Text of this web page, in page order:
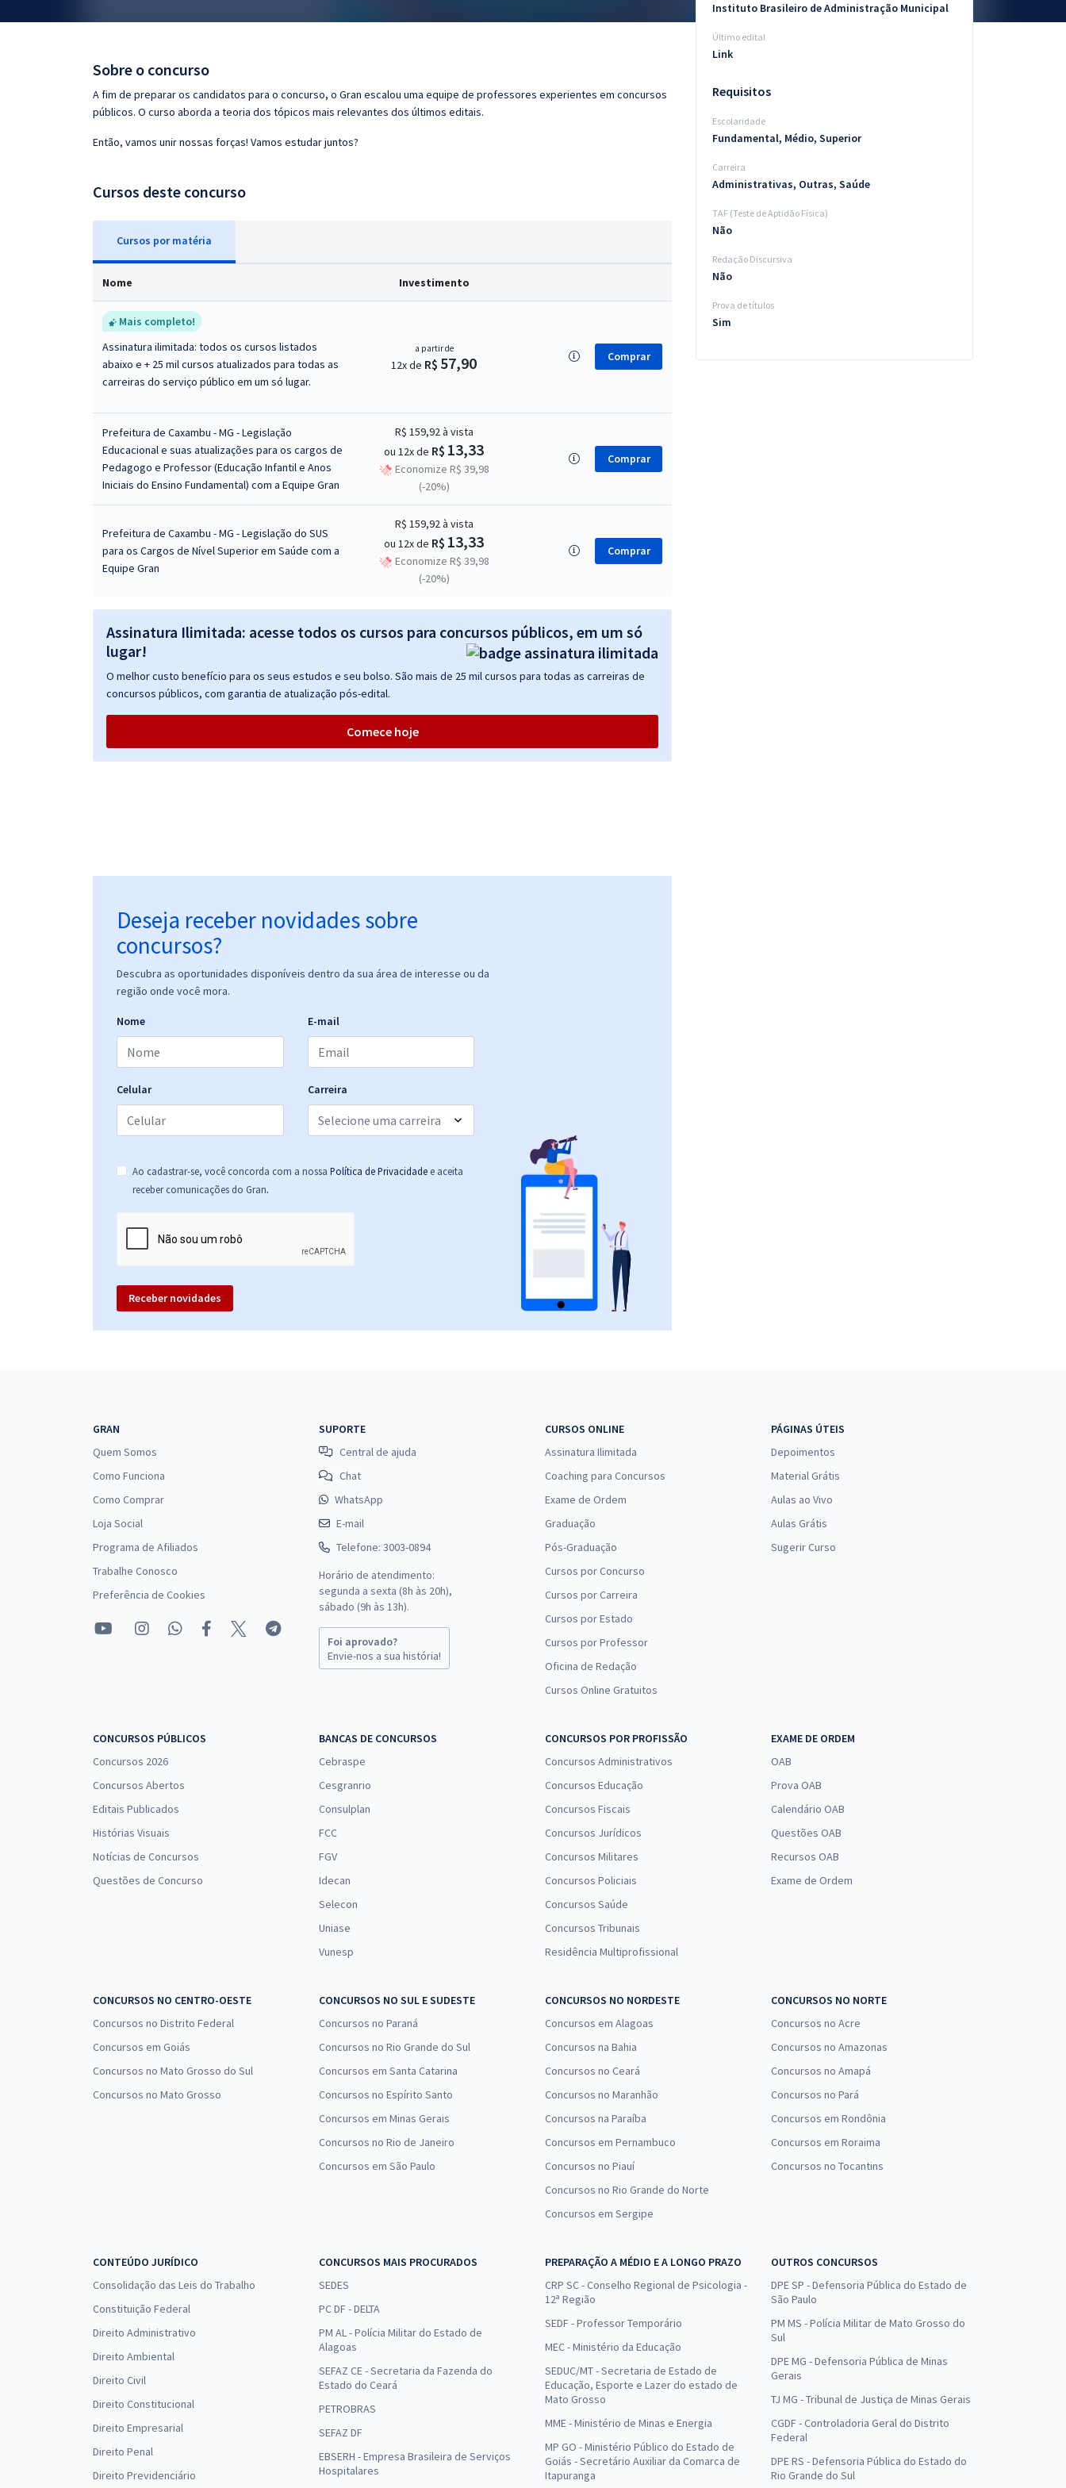
Conteúdo gratuito
Sobre o concurso
A fim de preparar os candidatos para o concurso, o Gran escalou uma equipe de professores experientes em concursos
públicos. O curso aborda a teoria dos tópicos mais relevantes dos últimos editais.
Então, vamos unir nossas forças! Vamos estudar juntos?
Cursos deste concurso
Cursos por matéria
Nome Investimento
Mais completo!
Assinatura ilimitada: todos os cursos listados
abaixo e + 25 mil cursos atualizados para todas as
carreiras do serviço público em um só lugar.
a partir de
12x de R$ 57,90 Comprar
Prefeitura de Caxambu - MG - Legislação
Educacional e suas atualizações para os cargos de
Pedagogo e Professor (Educação Infantil e Anos
Iniciais do Ensino Fundamental) com a Equipe Gran
R$ 159,92à vista
ou 12x de R$ 13,33
Economize R$ 39,98
(-20%)
Comprar
Prefeitura de Caxambu - MG - Legislação do SUS
para os Cargos de Nível Superior em Saúde com a
Equipe Gran
R$ 159,92à vista
ou 12x de R$ 13,33
Economize R$ 39,98
(-20%)
Comprar
Assinatura Ilimitada: acesse todos os cursos para concursos públicos, em um só
lugar!
O melhor custo benefício para os seus estudos e seu bolso. São mais de 25 mil cursos para todas as carreiras de
concursos públicos, com garantia de atualização pós-edital.
Comece hoje
Deseja receber novidades sobre
concursos?
Descubra as oportunidades disponíveis dentro da sua área de interesse ou da
região onde você mora.
Nome E-mail
Celular Carreira
Ao cadastrar-se, você concorda com a nossa Política de Privacidade e aceita
receber comunicações do Gran.
Receber novidades
Instituto Brasileiro de Administração Municipal
Último edital
Link
Requisitos
Escolaridade
Fundamental, Médio, Superior
Carreira
Administrativas, Outras, Saúde
TAF (Teste de Aptidão Física)
Não
Redação Discursiva
Não
Prova de títulos
Sim
GRAN
Quem Somos
Como Funciona
Como Comprar
Loja Social
Programa de Afiliados
Trabalhe Conosco
Preferência de Cookies
SUPORTE
Central de ajuda
Chat
WhatsApp
E-mail
Telefone: 3003-0894
Horário de atendimento:
segunda a sexta (8h às 20h),
sábado (9h às 13h).
Foi aprovado?
Envie-nos a sua história!
CURSOS ONLINE
Assinatura Ilimitada
Coaching para Concursos
Exame de Ordem
Graduação
Pós-Graduação
Cursos por Concurso
Cursos por Carreira
Cursos por Estado
Cursos por Professor
Oficina de Redação
Cursos Online Gratuitos
PÁGINAS ÚTEIS
Depoimentos
Material Grátis
Aulas ao Vivo
Aulas Grátis
Sugerir Curso
CONCURSOS PÚBLICOS
Concursos 2026
Concursos Abertos
Editais Publicados
Histórias Visuais
Notícias de Concursos
Questões de Concurso
BANCAS DE CONCURSOS
Cebraspe
Cesgranrio
Consulplan
FCC
FGV
Idecan
Selecon
Uniase
Vunesp
CONCURSOS POR PROFISSÃO
Concursos Administrativos
Concursos Educação
Concursos Fiscais
Concursos Jurídicos
Concursos Militares
Concursos Policiais
Concursos Saúde
Concursos Tribunais
Residência Multiprofissional
EXAME DE ORDEM
OAB
Prova OAB
Calendário OAB
Questões OAB
Recursos OAB
Exame de Ordem
CONCURSOS NO CENTRO-OESTE
Concursos no Distrito Federal
Concursos em Goiás
Concursos no Mato Grosso do Sul
Concursos no Mato Grosso
CONCURSOS NO SUL E SUDESTE
Concursos no Paraná
Concursos no Rio Grande do Sul
Concursos em Santa Catarina
Concursos no Espírito Santo
Concursos em Minas Gerais
Concursos no Rio de Janeiro
Concursos em São Paulo
CONCURSOS NO NORDESTE
Concursos em Alagoas
Concursos na Bahia
Concursos no Ceará
Concursos no Maranhão
Concursos na Paraíba
Concursos em Pernambuco
Concursos no Piauí
Concursos no Rio Grande do Norte
Concursos em Sergipe
CONCURSOS NO NORTE
Concursos no Acre
Concursos no Amazonas
Concursos no Amapá
Concursos no Pará
Concursos em Rondônia
Concursos em Roraima
Concursos no Tocantins
CONTEÚDO JURÍDICO
Consolidação das Leis do Trabalho
Constituição Federal
Direito Administrativo
Direito Ambiental
Direito Civil
Direito Constitucional
Direito Empresarial
Direito Penal
Direito Previdenciário
CONCURSOS MAIS PROCURADOS
SEDES
PC DF - DELTA
PM AL - Polícia Militar do Estado de
Alagoas
SEFAZ CE - Secretaria da Fazenda do
Estado do Ceará
PETROBRAS
SEFAZ DF
EBSERH - Empresa Brasileira de Serviços
Hospitalares
PREPARAÇÃO A MÉDIO E A LONGO PRAZO
CRP SC - Conselho Regional de Psicologia -
12ª Região
SEDF - Professor Temporário
MEC - Ministério da Educação
SEDUC/MT - Secretaria de Estado de
Educação, Esporte e Lazer do estado de
Mato Grosso
MME - Ministério de Minas e Energia
MP GO - Ministério Público do Estado de
Goiás - Secretário Auxiliar da Comarca de
Itapuranga
OUTROS CONCURSOS
DPE SP - Defensoria Pública do Estado de
São Paulo
PM MS - Polícia Militar de Mato Grosso do
Sul
DPE MG - Defensoria Pública de Minas
Gerais
TJ MG - Tribunal de Justiça de Minas Gerais
CGDF - Controladoria Geral do Distrito
Federal
DPE RS - Defensoria Pública do Estado do
Rio Grande do Sul